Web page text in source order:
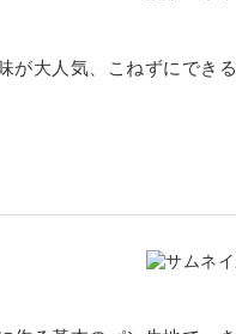
大人気、こねずにでき